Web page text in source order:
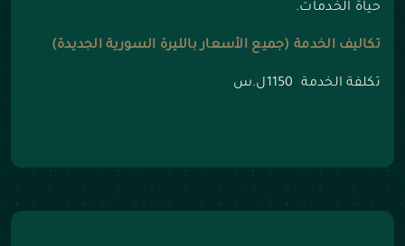
حياة الخدمات.
تكاليف الخدمة (جميع الأسعار بالليرة السورية الجديدة)
تكلفة الخدمة 1150ل.س